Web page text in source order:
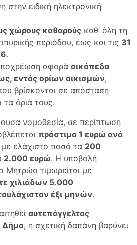
στην ειδική ηλεκτρονική
χώρους καθαρούς καθ’ όλη τη
περιόδου, έως και τις 31
.
αφορά οικόπεδα
εντός ορίων οικισμών,
βρίσκονται σε απόσταση
τα όριά τους.
νομοθεσία, σε περίπτωση
πρόστιμο 1 ευρώ ανά
με ελάχιστο ποσό τα 200
2.000 ευρώ. Η υποβολή
Μητρώο τιμωρείται με
χιλιάδων 5.000
έξι μηνών.
αυτεπάγγελτος
Δήμο, η σχετική δαπάνη βαρύνει